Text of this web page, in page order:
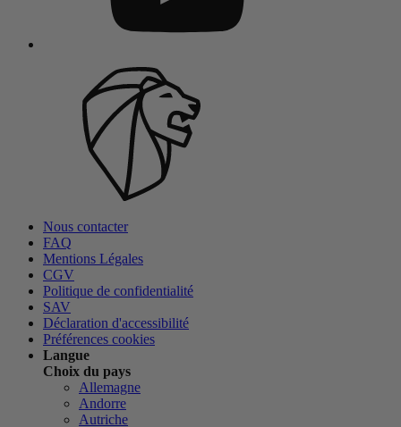
Nous contacter
FAQ
Mentions Légales
CGV
Politique de confidentialité
SAV
Déclaration d'accessibilité
Préférences cookies
Langue
Choix du pays
Allemagne
Andorre
Autriche